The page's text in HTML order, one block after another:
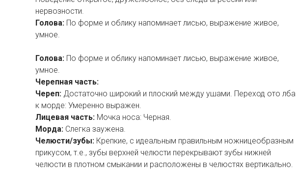
нервозности.
Голова: По форме и облику напоминает лисью, выражение живое,
умное.
Голова: По форме и облику напоминает лисью, выражение живое,
умное.
Черепная часть:
Череп: Достаточно широкий и плоский между ушами. Переход ото лба
к морде: Умеренно выражен.
Лицевая часть: Мочка носа: Черная.
Морда: Слегка заужена.
Челюсти/зубы: Крепкие, с идеальным правильным ножницеобразным
прикусом, т.е., зубы верхней челюсти перекрывают зубы нижней
челюсти в плотном смыкании и расположены в челюстях вертикально.